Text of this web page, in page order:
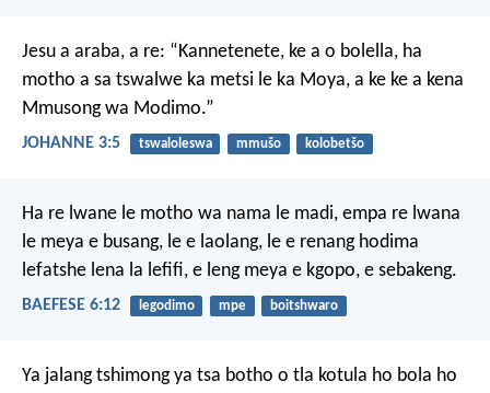
Jesu a araba, a re: “Kannetenete, ke a o bolella, ha
motho a sa tswalwe ka metsi le ka Moya, a ke ke a kena
Mmusong wa Modimo.”
JOHANNE 3:5 tswaloleswa mmušo kolobetšo
Ha re lwane le motho wa nama le madi, empa re lwana
le meya e busang, le e laolang, le e renang hodima
lefatshe lena la lefifi, e leng meya e kgopo, e sebakeng.
BAEFESE 6:12 legodimo mpe boitshwaro
Ya jalang tshimong ya tsa botho o tla kotula ho bola ho